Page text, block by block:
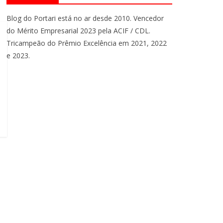
Blog do Portari está no ar desde 2010. Vencedor
do Mérito Empresarial 2023 pela ACIF / CDL.
Tricampeão do Prêmio Excelência em 2021, 2022
e 2023.